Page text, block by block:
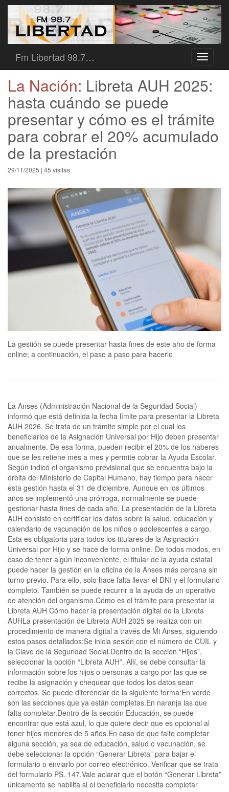
Toggle
Fm Libertad 98.7…
La Nación: Libreta AUH 2025:
hasta cuándo se puede
presentar y cómo es el trámite
para cobrar el 20% acumulado
de la prestación
29/11/2025 | 45 visitas
La gestión se puede presentar hasta fines de este año de forma
online; a continuación, el paso a paso para hacerlo
La Anses (Administración Nacional de la Seguridad Social)
informó que está definida la fecha límite para presentar la Libreta
AUH 2026. Se trata de un trámite simple por el cual los
beneficiarios de la Asignación Universal por Hijo deben presentar
anualmente. De esa forma, pueden recibir el 20% de los haberes
que se les retiene mes a mes y permite cobrar la Ayuda Escolar.
Según indicó el organismo previsional que se encuentra bajo la
órbita del Ministerio de Capital Humano, hay tiempo para hacer
esta gestión hasta el 31 de diciembre. Aunque en los últimos
años se implementó una prórroga, normalmente se puede
gestionar hasta fines de cada año. La presentación de la Libreta
AUH consiste en certificar los datos sobre la salud, educación y
calendario de vacunación de los niños o adolescentes a cargo.
Esta es obligatoria para todos los titulares de la Asignación
Universal por Hijo y se hace de forma online. De todos modos, en
caso de tener algún inconveniente, el titular de la ayuda estatal
puede hacer la gestión en la oficina de la Anses más cercana sin
turno previo. Para ello, solo hace falta llevar el DNI y el formulario
completo. También se puede recurrir a la ayuda de un operativo
de atención del organismo.Cómo es el trámite para presentar la
Libreta AUH Cómo hacer la presentación digital de la Libreta
AUHLa presentación de Libreta AUH 2025 se realiza con un
procedimiento de manera digital a través de Mi Anses, siguiendo
estos pasos detallados:Se inicia sesión con el número de CUIL y
la Clave de la Seguridad Social.Dentro de la sección “Hijos”,
seleccionar la opción “Libreta AUH”. Allí, se debe consultar la
información sobre los hijos o personas a cargo por las que se
recibe la asignación y chequear que todos los datos sean
correctos. Se puede diferenciar de la siguiente forma:En verde
son las secciones que ya están completas.En naranja las que
falta completar.Dentro de la sección Educación, se puede
encontrar que está azul, lo que quiere decir que es opcional al
tener hijos menores de 5 años.En caso de que falte completar
alguna sección, ya sea de educación, salud o vacunación, se
debe seleccionar la opción “Generar Libreta” para bajar el
formulario o enviarlo por correo electrónico. Verificar que se trata
del formulario PS. 147.Vale aclarar que el botón “Generar Libreta”
únicamente se habilita si el beneficiario necesita completar